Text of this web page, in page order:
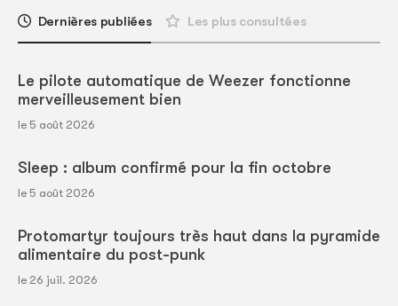
Dernières publiées Les plus consultées
Le pilote automatique de Weezer fonctionne
merveilleusement bien
le 5 août 2026
Sleep : album confirmé pour la fin octobre
le 5 août 2026
Protomartyr toujours très haut dans la pyramide
alimentaire du post-punk
le 26 juil. 2026